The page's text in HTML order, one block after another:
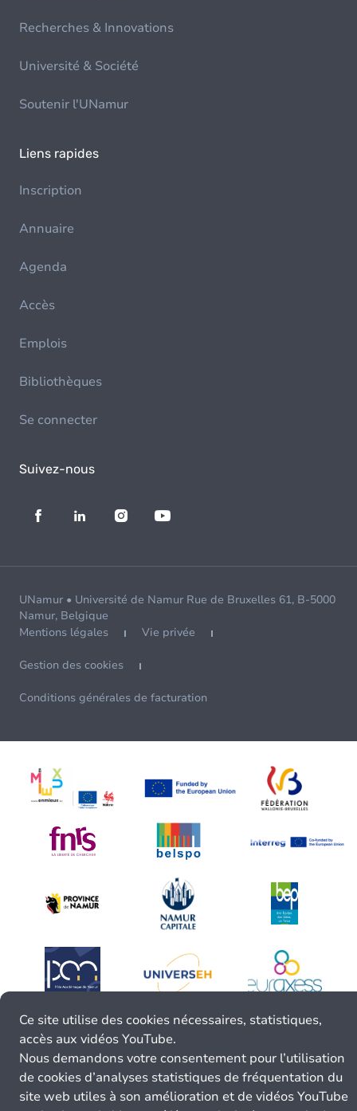
Recherches & Innovations
Université & Société
Soutenir l'UNamur
Liens rapides
Inscription
Annuaire
Agenda
Accès
Emplois
Bibliothèques
Se connecter
Suivez-nous
UNamur • Université de Namur Rue de Bruxelles 61, B-5000
Namur, Belgique
Mentions légales
Vie privée
Gestion des cookies
Conditions générales de facturation
Ce site utilise des cookies nécessaires, statistiques,
accès aux vidéos YouTube.
Nous demandons votre consentement pour l’utilisation
de cookies d’analyses statistiques de fréquentation du
site web utiles à son amélioration et de vidéos YouTube